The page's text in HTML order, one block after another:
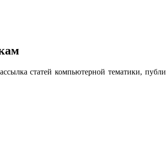
статей компьютерной тематики,